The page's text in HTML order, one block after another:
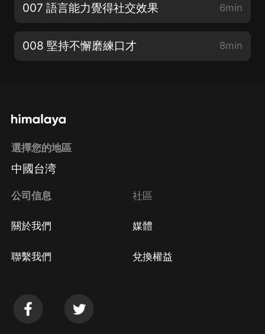
007 語言能力覺得社交效果 6min
008 堅持不懈磨練口才 8min
選擇您的地區
中國台湾
公司信息
關於我們
聯繫我們
社區
媒體
兌換權益